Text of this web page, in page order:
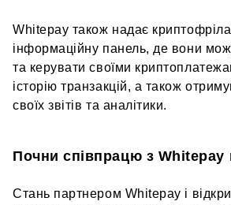
Whitepay також надає
інформаційну панель, де вони
та керувати своїми
історію транзакцій, а також
своїх звітів та аналітики.
Почни співпрацю з Whitepay
Стань партнером Whitepay і